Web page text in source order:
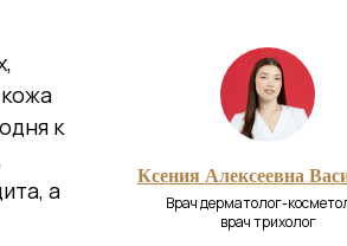
к
а
Ксения Алексеевна
Врач дерматолог-
врач трихолог